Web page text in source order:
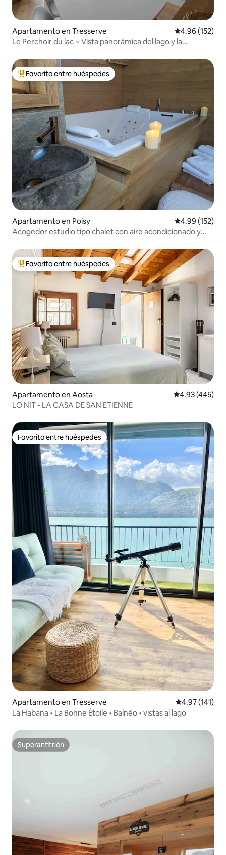
Apartamento en Tresserve Calificación
4.96 (152)
Le Perchoir du lac ~ Vista panorámica del lago y la
Favorito entre huéspedes preferido
Favorito entre huéspedes
Apartamento en Poisy Calificación
4.99 (152)
Acogedor estudio tipo chalet con aire acondicionado y
Favorito entre huéspedes preferido
Favorito entre huéspedes
Apartamento en Aosta Calificación
4.93 (445)
LO NIT - LA CASA DE SAN ETIENNE
Favorito entre huéspedes
Favorito entre huéspedes
Apartamento en Tresserve Calificación
4.97 (141)
La Habana • La Bonne Étoile • Balnéo • vistas al lago
Superanfitrión
Superanfitrión